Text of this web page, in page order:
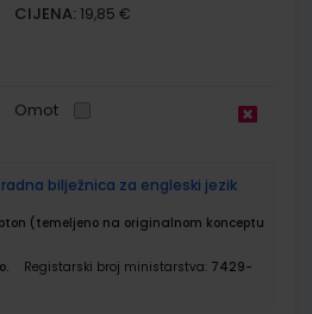
CIJENA: 19,85 €
Omot
radna bilježnica za engleski jezik
(temeljeno na originalnom konceptu
Registarski broj ministarstva: 7429-